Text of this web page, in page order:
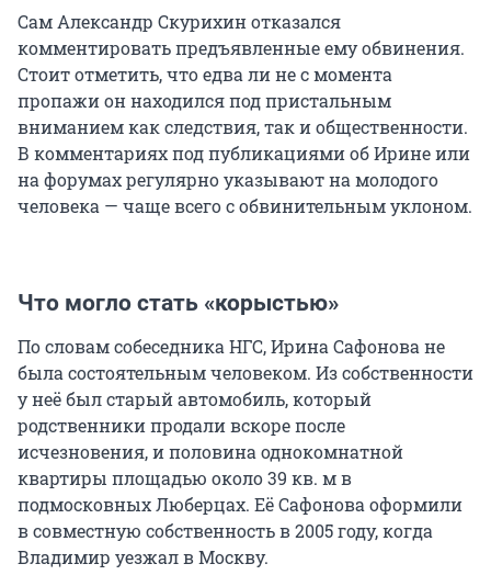
Сам Александр Скурихин отказался
комментировать предъявленные ему обвинения.
Стоит отметить, что едва ли не с момента
пропажи он находился под пристальным
вниманием как следствия, так и общественности.
В комментариях под публикациями об Ирине или
на форумах регулярно указывают на молодого
человека — чаще всего с обвинительным уклоном.
Что могло стать «корыстью»
По словам собеседника НГС, Ирина Сафонова не
была состоятельным человеком. Из собственности
у неё был старый автомобиль, который
родственники продали вскоре после
исчезновения, и половина однокомнатной
квартиры площадью около 39 кв. м в
подмосковных Люберцах. Её Сафонова оформили
в совместную собственность в 2005 году, когда
Владимир уезжал в Москву.